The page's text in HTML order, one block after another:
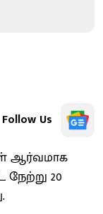
Follow Us
ஆர்வமாக
20